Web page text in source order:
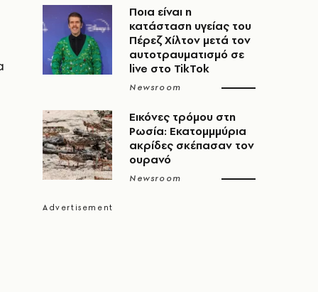
Ποια είναι η
κατάσταση υγείας του
Πέρεζ Χίλτον μετά τον
αυτοτραυματισμό σε
live στο TikTok
Newsroom
Εικόνες τρόμου στη
Ρωσία: Εκατομμμύρια
ακρίδες σκέπασαν τον
ουρανό
Newsroom